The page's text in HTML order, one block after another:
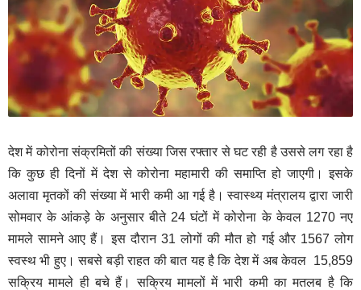
देश में कोरोना संक्रमितों की संख्या जिस रफ्तार से घट रही है उससे लग रहा है
कि कुछ ही दिनों में देश से कोरोना महामारी की समाप्ति हो जाएगी। इसके
अलावा मृतकों की संख्या में भारी कमी आ गई है। स्वास्थ्य मंत्रालय द्वारा जारी
सोमवार के आंकड़े के अनुसार बीते 24 घंटों में कोरोना के केवल 1270 नए
मामले सामने आए हैं। इस दौरान 31 लोगों की मौत हो गई और 1567 लोग
स्वस्थ भी हुए। सबसे बड़ी राहत की बात यह है कि देश में अब केवल 15,859
सक्रिय मामले ही बचे हैं। सक्रिय मामलों में भारी कमी का मतलब है कि